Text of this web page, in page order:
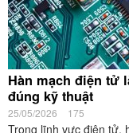
Hàn mạch điện tử
đúng kỹ thuật
25/05/2026 175
Trong lĩnh vực điện tử,